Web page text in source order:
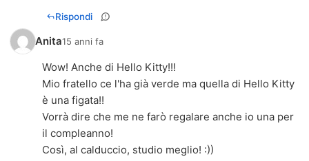
Rispondi
Anita15 anni fa
Wow! Anche di Hello Kitty!!!
Mio fratello ce l'ha già verde ma quella di Hello Kitty
è una figata!!
Vorrà dire che me ne farò regalare anche io una per
il compleanno!
Così, al calduccio, studio meglio! :))